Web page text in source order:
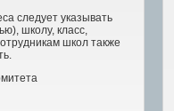
следует указывать
школу, класс,
школ также